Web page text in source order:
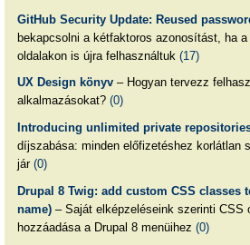
GitHub Security Update: Reused
bekapcsolni a kétfaktoros azonosítást, ha
oldalakon is újra felhasználtuk (17)
UX Design könyv– Hogyan tervezz
alkalmazásokat? (0)
Introducing unlimited private
díjszabása: minden előfizetéshez korlátlan
jár (0)
Drupal 8 Twig: add custom CSS classes
name)– Saját elképzeléseink szerinti CSS
hozzáadása a Drupal 8 menüihez (0)